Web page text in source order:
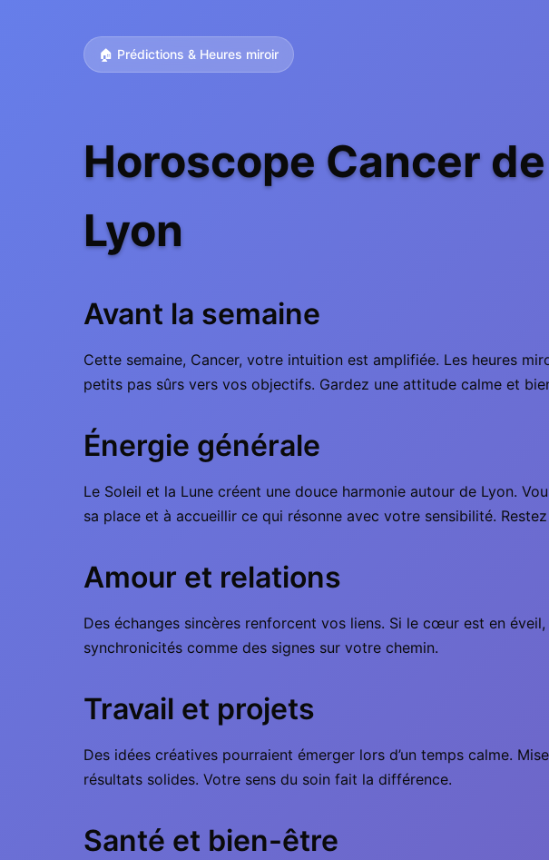
🏠 Prédictions & Heures miroir
Horoscope Cancer
Lyon
Avant la semaine
Cette semaine, Cancer, votre intuition est amplifiée. Les heures
petits pas sûrs vers vos objectifs. Gardez une attitude calme et
Énergie générale
Le Soleil et la Lune créent une douce harmonie autour de Lyon.
sa place et à accueillir ce qui résonne avec votre sensibilité.
Amour et relations
Des échanges sincères renforcent vos liens. Si le cœur est en
synchronicités comme des signes sur votre chemin.
Travail et projets
Des idées créatives pourraient émerger lors d’un temps calme.
résultats solides. Votre sens du soin fait la différence.
Santé et bien-être